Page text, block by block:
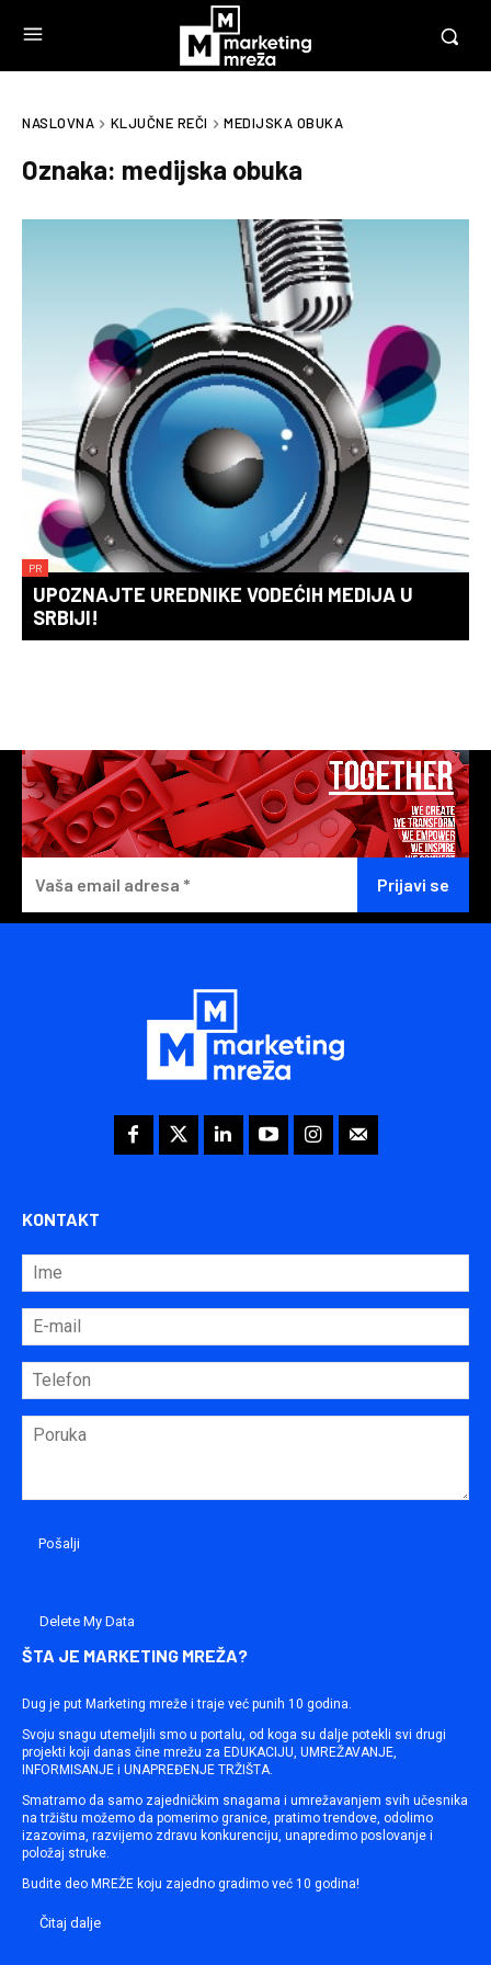
NASLOVNA KLJUČNE REČI MEDIJSKA OBUKA
Oznaka: medijska obuka
PR
UPOZNAJTE UREDNIKE VODEĆIH MEDIJA U
SRBIJI!
KONTAKT
Delete My Data
ŠTA JE MARKETING MREŽA?
Dug je put Marketing mreže i traje već punih 10 godina.
Svoju snagu utemeljili smo u portalu, od koga su dalje potekli svi drugi
projekti koji danas čine mrežu za EDUKACIJU, UMREŽAVANJE,
INFORMISANJE i UNAPREĐENJE TRŽIŠTA.
Smatramo da samo zajedničkim snagama i umrežavanjem svih učesnika
na tržištu možemo da pomerimo granice, pratimo trendove, odolimo
izazovima, razvijemo zdravu konkurenciju, unapredimo poslovanje i
položaj struke.
Budite deo MREŽE koju zajedno gradimo već 10 godina!
Čitaj dalje